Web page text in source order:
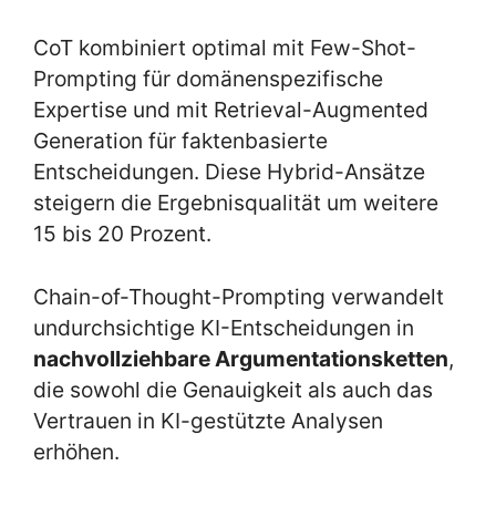
CoT kombiniert optimal mit Few-Shot-
Prompting für domänenspezifische
Expertise und mit Retrieval-Augmented
Generation für faktenbasierte
Entscheidungen. Diese Hybrid-Ansätze
steigern die Ergebnisqualität um weitere
15 bis 20 Prozent.
Chain-of-Thought-Prompting verwandelt
undurchsichtige KI-Entscheidungen in
nachvollziehbare Argumentationsketten,
die sowohl die Genauigkeit als auch das
Vertrauen in KI-gestützte Analysen
erhöhen.